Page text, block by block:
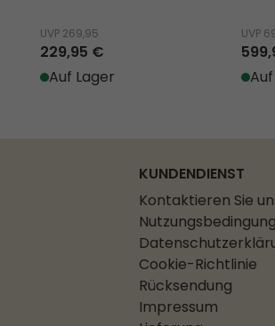
UVP 269,95
229,95 €
Auf Lager
UVP
KUNDENDIENST
Kontaktieren Sie
Cookie-Richtlinie
Rücksendung
Impressum